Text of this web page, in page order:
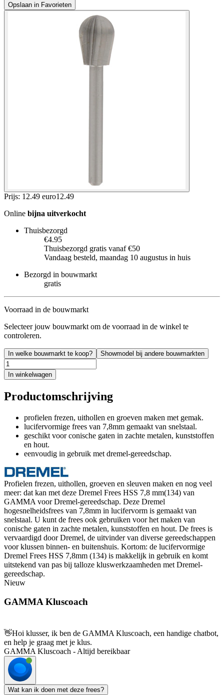
Opslaan in Favorieten
Prijs: 12.49 euro12.49
Online bijna uitverkocht
Thuisbezorgd
€4.95
Thuisbezorgd gratis vanaf €50
Vandaag besteld, maandag 10 augustus in huis
Bezorgd in bouwmarkt
gratis
Voorraad in de bouwmarkt
Selecteer jouw bouwmarkt om de voorraad in de winkel te
controleren.
In welke bouwmarkt te koop? Showmodel bij andere bouwmarkten
In winkelwagen
Productomschrijving
profielen frezen, uithollen en groeven maken met gemak.
lucifervormige frees van 7,8mm gemaakt van snelstaal.
geschikt voor conische gaten in zachte metalen, kunststoffen
en hout.
eenvoudig in gebruik met dremel-gereedschap.
Profielen frezen, uithollen, groeven en sleuven maken en nog veel
meer: dat kan met deze Dremel Frees HSS 7,8 mm(134) van
GAMMA voor Dremel-gereedschap. Deze Dremel
hogesnelheidsfrees van 7,8mm in lucifervorm is gemaakt van
snelstaal. U kunt de frees ook gebruiken voor het maken van
conische gaten in zachte metalen, kunststoffen en hout. De frees is
vervaardigd door Dremel, de uitvinder van diverse gereedschappen
voor klussen binnen- en buitenshuis. Kortom: de lucifervormige
Dremel Frees HSS 7,8mm (134) is makkelijk in gebruik en komt
uitstekend van pas bij talloze kluswerkzaamheden met Dremel-
gereedschap.
Nieuw
GAMMA Kluscoach
👋Hoi klusser, ik ben de GAMMA Kluscoach, een handige chatbot,
en help je graag met je klus.
GAMMA Kluscoach - Altijd bereikbaar
Wat kan ik doen met deze frees?